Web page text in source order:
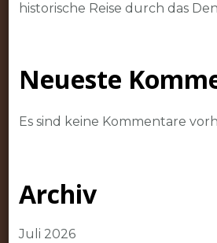
historische Reise durch das
Neueste
Es sind keine Kommentare
Archiv
Juli 2026